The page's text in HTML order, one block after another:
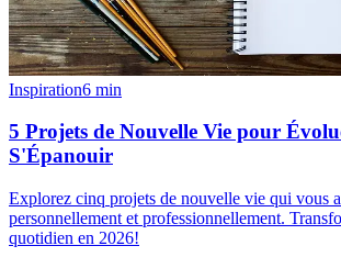
Inspiration6 min
5 Projets de Nouvelle Vie pour
S'Épanouir
Explorez cinq projets de nouvelle vie qui vous
personnellement et professionnellement.
quotidien en 2026!